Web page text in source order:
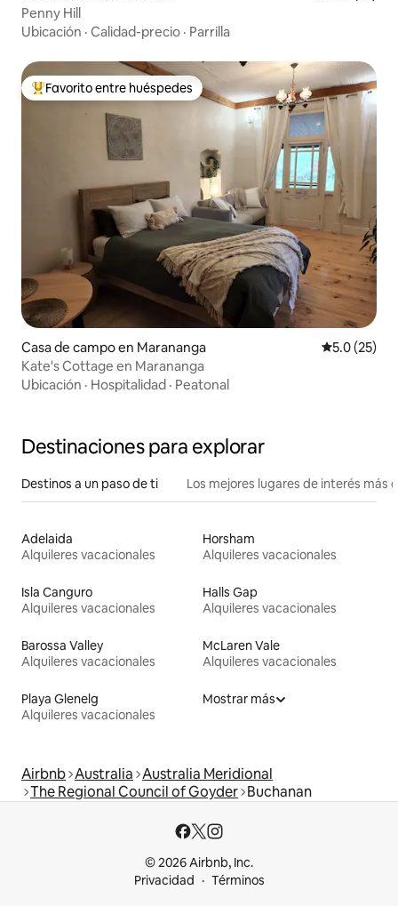
Penny Hill
Ubicación · Calidad-precio · Parrilla
Favorito entre huéspedes preferido
Favorito entre huéspedes
Casa de campo en Marananga Calificación
5.0 (25)
Kate's Cottage en Marananga
Ubicación · Hospitalidad · Peatonal
Destinaciones para explorar
Destinos a un paso de ti Los mejores lugares de interés más
Adelaida
Alquileres vacacionales
Horsham
Alquileres vacacionales
Isla Canguro
Alquileres vacacionales
Halls Gap
Alquileres vacacionales
Barossa Valley
Alquileres vacacionales
McLaren Vale
Alquileres vacacionales
Playa Glenelg
Alquileres vacacionales
Mostrar más
Airbnb Australia Australia Meridional
The Regional Council of Goyder Buchanan
© 2026 Airbnb, Inc.
Privacidad
Términos